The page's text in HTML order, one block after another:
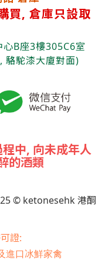
買, 倉庫只設取
B座3樓305C6室
駱駝漆大廈對面)
中, 向未成年人
的酒類
© ketonesehk 港酮
證:
進口冰鮮家禽